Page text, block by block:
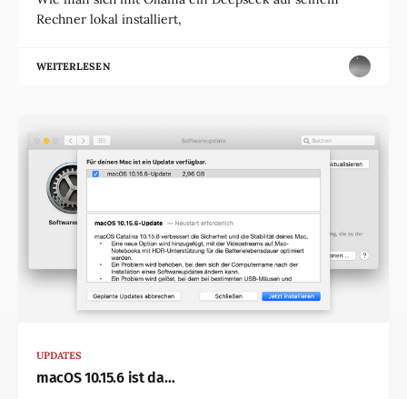
Rechner lokal installiert,
WEITERLESEN
UPDATES
macOS 10.15.6 ist da…